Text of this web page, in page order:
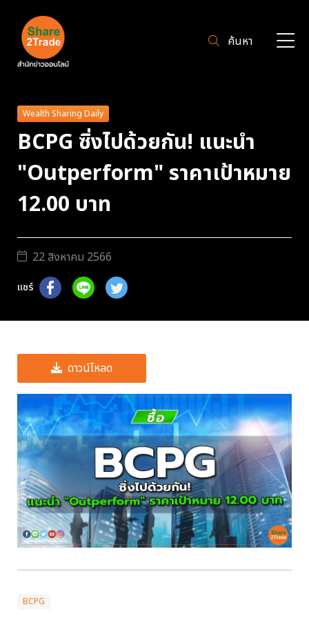
ค้นหา
Wealth Sharing Daily
BCPG ซิ่งไปด้วยกัน! แนะนำ
"Outperform" ราคาเป้าหมาย
12.00 บาท
22 สิงหาคม 2566
แชร์
ดาวน์โหลด
BCPG